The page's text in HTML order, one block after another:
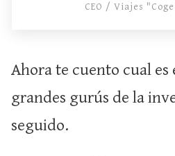
CEO / Viajes
Ahora te cuento cual es
grandes gurús de la
seguido.